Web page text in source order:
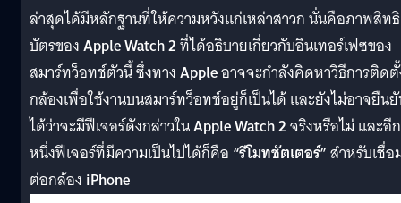
ล่าสุดได้มีหลักฐานที่ให้ความหวังแก่เหล่าสาวก นั่นคือภาพสิทธิ
บัตรของApple Watch 2ที่ได้อธิบายเกี่ยวกับอินเทอร์เฟซของ
สมาร์ทว็อทช์ตัวนี้ ซึ่งทางAppleอาจจะกำลังคิดหาวิธีการติด
กล้องเพื่อใช้งานบนสมาร์ทว็อทช์อยู่ก็เป็นได้ และยังไม่อาจยืน
ได้ว่าจะมีฟีเจอร์ดังกล่าวในApple Watch 2จริงหรือไม่ และอีก
หนึ่งฟีเจอร์ที่มีความเป็นไปได้ก็คือ “รีโมทชัตเตอร์”สำหรับเชื่อ
ต่อกล้อง iPhone